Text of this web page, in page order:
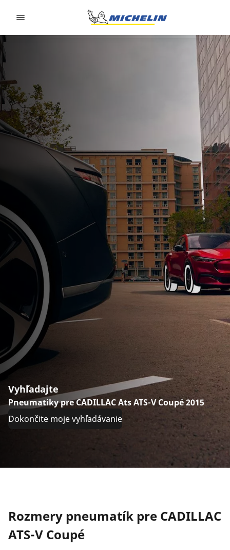
Vyhľadajte
Pneumatiky pre CADILLAC Ats ATS-V Coupé 2015
Dokončite moje vyhľadávanie
Rozmery pneumatík pre CADILLAC
ATS-V Coupé